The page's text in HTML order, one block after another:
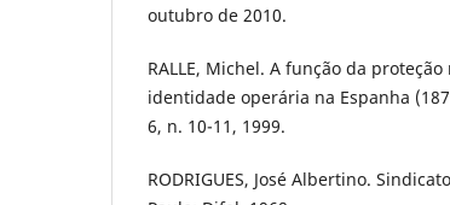
outubro de 2010.
RALLE, Michel. A função da
identidade operária na Espanha
6, n. 10-11, 1999.
RODRIGUES, José Albertino.